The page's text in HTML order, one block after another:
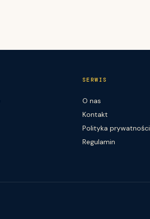
SERWIS
O nas
Kontakt
Polityka prywatności
Regulamin